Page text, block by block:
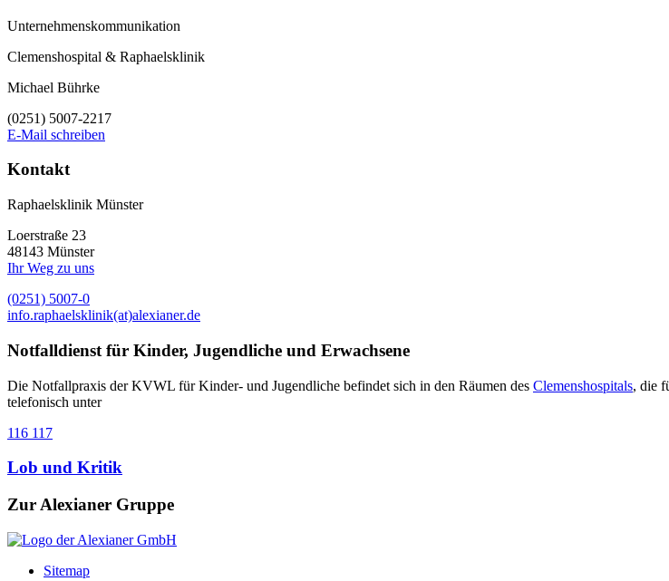
Unternehmenskommunikation
Clemenshospital & Raphaelsklinik
Michael Bührke
(0251) 5007-2217
E-Mail schreiben
Kontakt
Raphaelsklinik Münster
Loerstraße 23
48143 Münster
Ihr Weg zu uns
(0251) 5007-0
info.raphaelsklinik(at)alexianer.de
Notfalldienst für Kinder, Jugendliche und Erwachsene
Die Notfallpraxis der KVWL für Kinder- und Jugendliche befindet sich in den Räumen des Clemenshospitals, die
telefonisch unter
116 117
Lob und Kritik
Zur Alexianer Gruppe
Sitemap